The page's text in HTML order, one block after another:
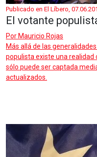
Publicado en El Líbero,
El votante
Por Mauricio Rojas
Más allá de las
populista existe una
sólo puede ser captada
actualizados.